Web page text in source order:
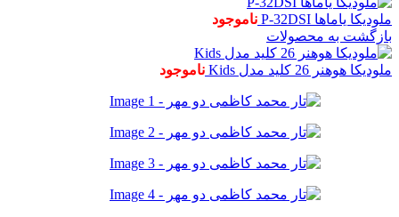
ملودیکا یاماها P-32DSI
ناموجود
بازگشت به محصولات
ملودیکا هوهنر 26 کلید مدل Kids ناموجود